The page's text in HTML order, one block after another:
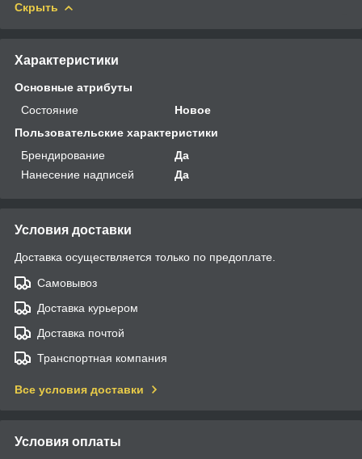
Скрыть
Характеристики
Основные атрибуты
Состояние
Новое
Пользовательские характеристики
Брендирование
Да
Нанесение надписей
Да
Условия доставки
Доставка осуществляется только по предоплате.
Самовывоз
Доставка курьером
Доставка почтой
Транспортная компания
Все условия доставки
Условия оплаты